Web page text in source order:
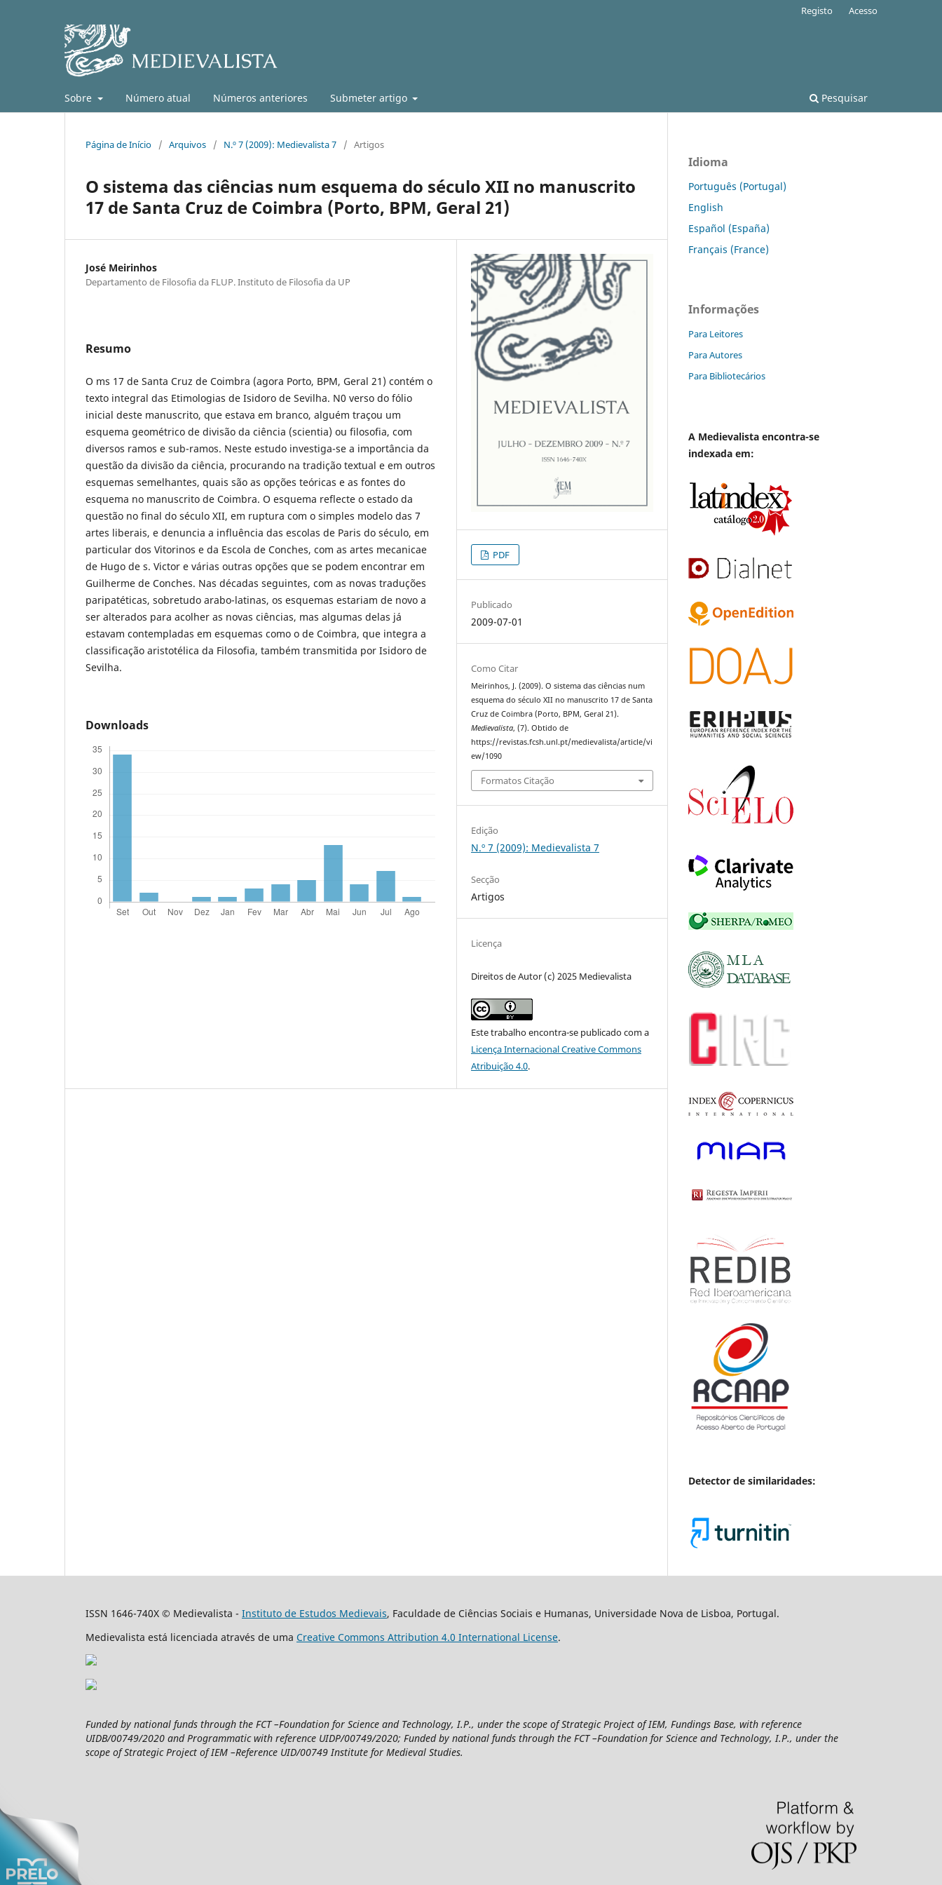
Sobre Número atual Números anteriores Submeter artigo Pesquisar
Registo Acesso
Página de Início / Arquivos / N.º 7 (2009): Medievalista 7 / Artigos
O sistema das ciências num esquema do século XII no manuscrito
17 de Santa Cruz de Coimbra (Porto, BPM, Geral 21)
José Meirinhos
Departamento de Filosofia da FLUP. Instituto de Filosofia da UP
Resumo
O ms 17 de Santa Cruz de Coimbra (agora Porto, BPM, Geral 21) contém o
texto integral das Etimologias de Isidoro de Sevilha. N0 verso do fólio
inicial deste manuscrito, que estava em branco, alguém traçou um
esquema geométrico de divisão da ciência (scientia) ou filosofia, com
diversos ramos e sub-ramos. Neste estudo investiga-se a importância da
questão da divisão da ciência, procurando na tradição textual e em outros
esquemas semelhantes, quais são as opções teóricas e as fontes do
esquema no manuscrito de Coimbra. O esquema reflecte o estado da
questão no final do século XII, em ruptura com o simples modelo das 7
artes liberais, e denuncia a influência das escolas de Paris do século, em
particular dos Vitorinos e da Escola de Conches, com as artes mecanicae
de Hugo de s. Victor e várias outras opções que se podem encontrar em
Guilherme de Conches. Nas décadas seguintes, com as novas traduções
paripatéticas, sobretudo arabo-latinas, os esquemas estariam de novo a
ser alterados para acolher as novas ciências, mas algumas delas já
estavam contempladas em esquemas como o de Coimbra, que integra a
classificação aristotélica da Filosofia, também transmitida por Isidoro de
Sevilha.
Downloads
PDF
Publicado
2009-07-01
Como Citar
Meirinhos, J. (2009). O sistema das ciências num
esquema do século XII no manuscrito 17 de Santa
Cruz de Coimbra (Porto, BPM, Geral 21).
Medievalista, (7). Obtido de
https://revistas.fcsh.unl.pt/medievalista/article/vi
ew/1090
Formatos Citação
Edição
N.º 7 (2009): Medievalista 7
Secção
Artigos
Licença
Direitos de Autor (c) 2025 Medievalista
Este trabalho encontra-se publicado com a
Licença Internacional Creative Commons
Atribuição 4.0.
Idioma
Português (Portugal)
English
Español (España)
Français (France)
Informações
Para Leitores
Para Autores
Para Bibliotecários
A Medievalista encontra-se
indexada em:
Detector de similaridades:
ISSN 1646-740X © Medievalista - Instituto de Estudos Medievais, Faculdade de Ciências Sociais e Humanas, Universidade Nova de Lisboa, Portugal.
Medievalista está licenciada através de uma Creative Commons Attribution 4.0 International License.
Funded by national funds through the FCT –Foundation for Science and Technology, I.P., under the scope of Strategic Project of IEM, Fundings Base, with reference
UIDB/00749/2020 and Programmatic with reference UIDP/00749/2020; Funded by national funds through the FCT –Foundation for Science and Technology, I.P., under the
scope of Strategic Project of IEM –Reference UID/00749 Institute for Medieval Studies.